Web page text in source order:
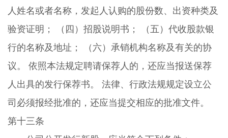
人姓名或者名称，发起人认购的股份数、出资种类及
验资证明； （四）招股说明书； （五）代收股款银
行的名称及地址； （六）承销机构名称及有关的协
议。 依照本法规定聘请保荐人的，还应当报送保荐
人出具的发行保荐书。 法律、行政法规规定设立公
司必须报经批准的，还应当提交相应的批准文件。
第十三条